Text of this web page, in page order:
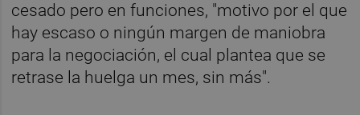
cesado pero en funciones, "motivo por el que
hay escaso o ningún margen de maniobra
para la negociación, el cual plantea que se
retrase la huelga un mes, sin más".